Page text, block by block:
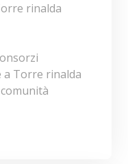
rinalda
a Torre rinalda